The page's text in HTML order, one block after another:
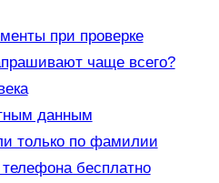
при проверке
чаще всего?
данным
только по фамилии
бесплатно